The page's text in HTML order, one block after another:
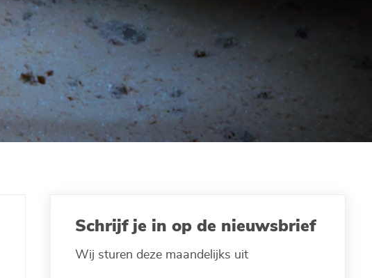
Schrijf je in op de nieuwsbrief
Wij sturen deze maandelijks uit